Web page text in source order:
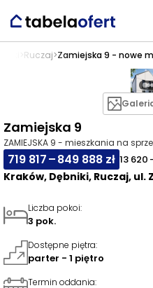
Ruczaj>Zamiejska 9 - nowe
Zamiejska 9
ZAMIEJSKA 9 - mieszkania na
719 817 – 849 888 zł 13 620
Kraków, Dębniki, Ruczaj, ul.
Liczba pokoi:
3 pok.
Dostępne piętra:
parter - 1 piętro
Termin oddania: